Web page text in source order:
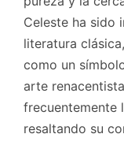
Celeste ha sido
literatura
como un
arte
frecuentemente
resaltando su